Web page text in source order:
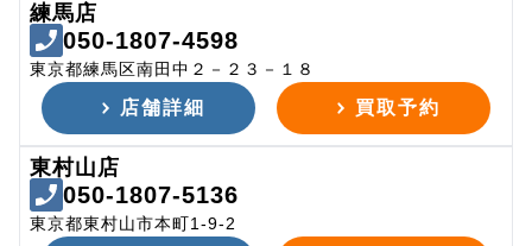
練馬店
050-1807-4598
東京都練馬区南田中２－２３－１８
店舗詳細 買取予約
東村山店
050-1807-5136
東京都東村山市本町1-9-2